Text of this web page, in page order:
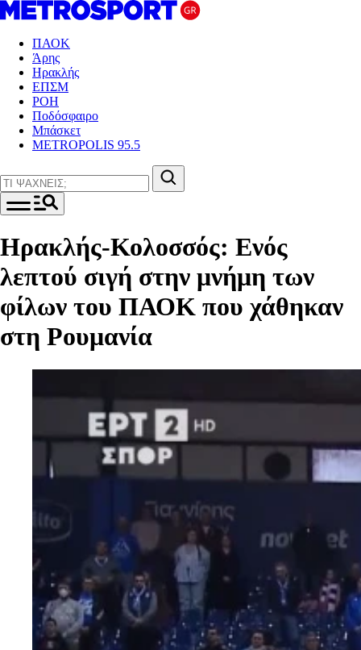
ΠΑΟΚ
Άρης
Ηρακλής
ΕΠΣΜ
ΡΟΗ
Ποδόσφαιρο
Μπάσκετ
METROPOLIS 95.5
Ηρακλής-Κολοσσός: Ενός
λεπτού σιγή στην μνήμη των
φίλων του ΠΑΟΚ που χάθηκαν
στη Ρουμανία